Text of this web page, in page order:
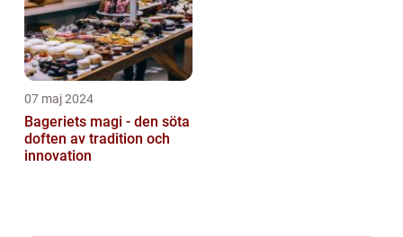
07 maj 2024
Bageriets magi - den söta
doften av tradition och
innovation